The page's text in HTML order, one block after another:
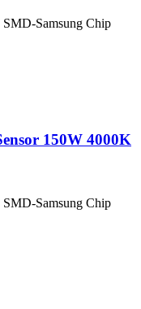
Samsung Chip
150W 4000K
Samsung Chip